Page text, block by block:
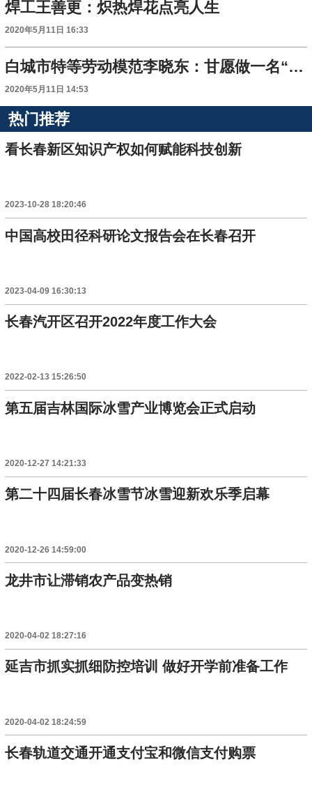
焊工王善更：炽热焊花点亮人生
2020年5月11日 16:33
白城市特等劳动模范李晓东：甘愿做一名“光明使者”
2020年5月11日 14:53
热门推荐
看长春新区知识产权如何赋能科技创新
2023-10-28 18:20:46
中国高校田径科研论文报告会在长春召开
2023-04-09 16:30:13
长春汽开区召开2022年度工作大会
2022-02-13 15:26:50
第五届吉林国际冰雪产业博览会正式启动
2020-12-27 14:21:33
第二十四届长春冰雪节冰雪迎新欢乐季启幕
2020-12-26 14:59:00
龙井市让滞销农产品变热销
2020-04-02 18:27:16
延吉市抓实抓细防控培训 做好开学前准备工作
2020-04-02 18:24:59
长春轨道交通开通支付宝和微信支付购票